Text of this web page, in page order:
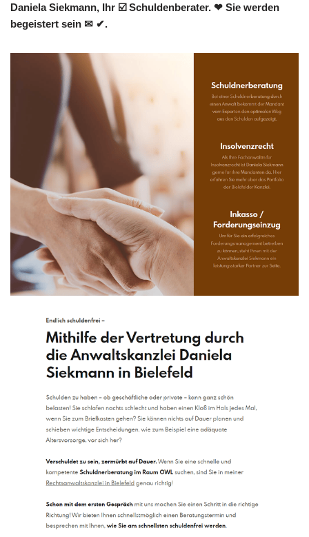
Daniela Siekmann, Ihr ☑️ Schuldenberater. ❤ Sie werden
begeistert sein ✉ ✔.